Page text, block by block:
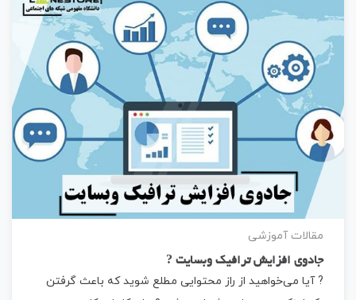
مقالات آموزشی
جادوی افزایش ترافیک وبسایت ?
? آیا می‌خواهید از راز محتوایی مطلع شوید که باعث گرفتن